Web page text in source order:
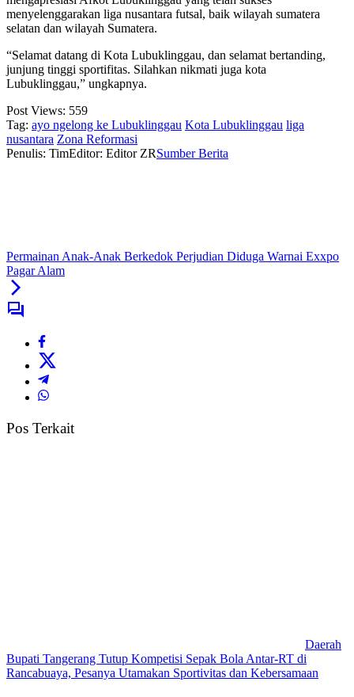
menyelenggarakan liga nusantara futsal, baik wilayah sumatera
selatan dan wilayah Sumatera.
“Selamat datang di Kota Lubuklinggau, dan selamat bertanding,
junjung tinggi sportifitas. Silahkan nikmati juga kota
Lubuklinggau,” ungkapnya.
Post Views: 559
Tag: ayo ngelong ke Lubuklinggau Kota Lubuklinggau liga
nusantara Zona Reformasi
Penulis: TimEditor: Editor ZRSumber Berita
Permainan Anak-Anak Berkedok Perjudian Diduga Warnai Exxpo
Pagar Alam
Pos Terkait
Daerah
Bupati Tangerang Tutup Kompetisi Sepak Bola Antar-RT di
Rancabuaya, Pesanya Utamakan Sportivitas dan Kebersamaan